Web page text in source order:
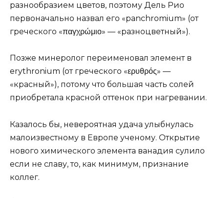
разнообразием цветов, поэтому Дель Рио
первоначально назвал его «panchromium» (от
греческого «παγχρώμιο» — «разноцветный»).
Позже минеролог переименовал элемент в
erythronium (от греческого «ερυθρός» —
«красный»), потому что большая часть солей
приобретала красной оттенок при нагревании.
Казалось бы, невероятная удача улыбнулась
малоизвестному в Европе ученому. Открытие
нового химического элемента ванадия сулило
если не славу, то, как минимум, признание
коллег.